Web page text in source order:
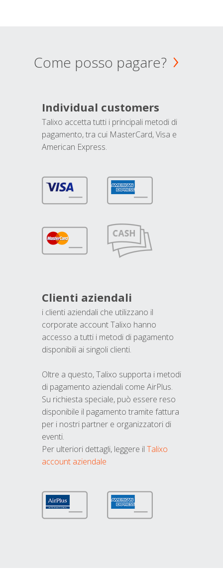
Come posso pagare?
Individual customers
Talixo accetta tutti i principali metodi di
pagamento, tra cui MasterCard, Visa e
American Express.
Clienti aziendali
i clienti aziendali che utilizzano il
corporate account Talixo hanno
accesso a tutti i metodi di pagamento
disponibili ai singoli clienti.
Oltre a questo, Talixo supporta i metodi
di pagamento aziendali come AirPlus.
Su richiesta speciale, può essere reso
disponibile il pagamento tramite fattura
per i nostri partner e organizzatori di
eventi.
Per ulteriori dettagli, leggere il Talixo
account aziendale